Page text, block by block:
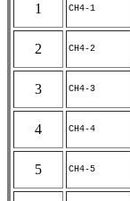
1 CH4-1
2 CH4-2
3 CH4-3
4 CH4-4
5 CH4-5